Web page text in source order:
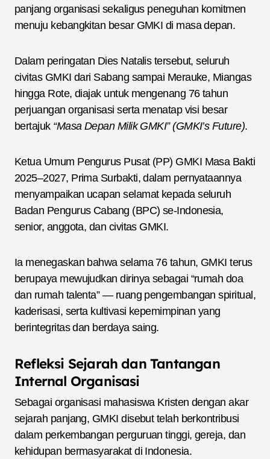
panjang organisasi sekaligus peneguhan komitmen
menuju kebangkitan besar GMKI di masa depan.
Dalam peringatan Dies Natalis tersebut, seluruh
civitas GMKI dari Sabang sampai Merauke, Miangas
hingga Rote, diajak untuk mengenang 76 tahun
perjuangan organisasi serta menatap visi besar
bertajuk “Masa Depan Milik GMKI” (GMKI’s Future).
Ketua Umum Pengurus Pusat (PP) GMKI Masa Bakti
2025–2027, Prima Surbakti, dalam pernyataannya
menyampaikan ucapan selamat kepada seluruh
Badan Pengurus Cabang (BPC) se-Indonesia,
senior, anggota, dan civitas GMKI.
Ia menegaskan bahwa selama 76 tahun, GMKI terus
berupaya mewujudkan dirinya sebagai “rumah doa
dan rumah talenta” — ruang pengembangan spiritual,
kaderisasi, serta kultivasi kepemimpinan yang
berintegritas dan berdaya saing.
Refleksi Sejarah dan Tantangan
Internal Organisasi
Sebagai organisasi mahasiswa Kristen dengan akar
sejarah panjang, GMKI disebut telah berkontribusi
dalam perkembangan perguruan tinggi, gereja, dan
kehidupan bermasyarakat di Indonesia.